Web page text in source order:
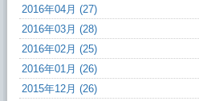
2016年04月 (27)
2016年03月 (28)
2016年02月 (25)
2016年01月 (26)
2015年12月 (26)